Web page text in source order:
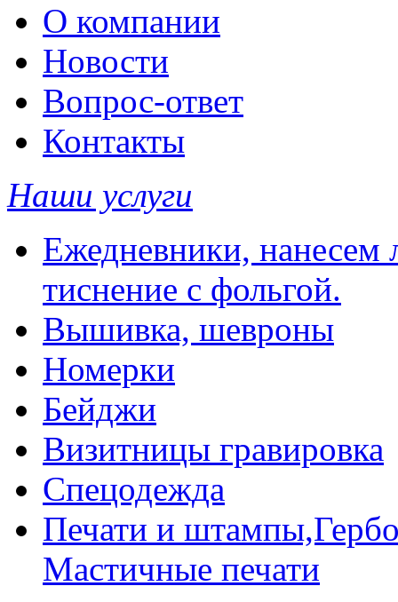
О компании
Новости
Вопрос-ответ
Контакты
Наши услуги
Ежедневники, нанесем
тиснение с фольгой.
Вышивка, шевроны
Номерки
Бейджи
Визитницы гравировка
Спецодежда
Печати и
Мастичные печати